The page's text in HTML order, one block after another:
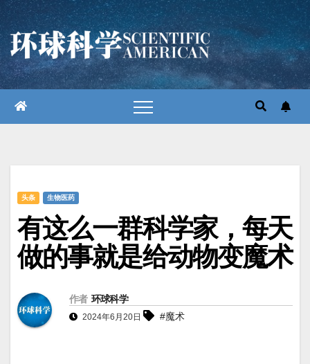
跳
至
内
容
头条 生物医药
有这么一群科学家，每天
做的事就是给动物变魔术
作者 环球科学
2024年6月20日 #魔术